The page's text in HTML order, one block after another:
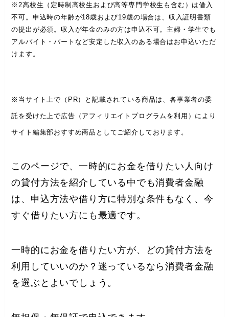
※2高校生（定時制高校生および高等専門学校生も含む）は借入
不可。申込時の年齢が18歳および19歳の場合は、収入証明書類
の提出が必須。収入が年金のみの方は申込不可。主婦・学生でも
アルバイト・パートなど安定した収入のある場合はお申込いただ
けます。
※当サイト上で（PR）と記載されている商品は、各事業者の委
託を受けた上で広告（アフィリエイトプログラムを利用）により
サイト編集部おすすめ商品としてご紹介しております。
このページで、一時的にお金を借りたい人向け
の貸付方法を紹介している中でも消費者金融
は、申込方法や借り方に特別な条件もなく、今
すぐ借りたい方にも最適です。
一時的にお金を借りたい方が、どの貸付方法を
利用していいのか？迷っているなら消費者金融
を選ぶとよいでしょう。